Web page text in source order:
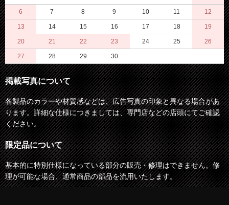
6 7 8 9 10 11 12
13 14 15 16 17 18 19
20 21 22 23 24 25 26
27 28 29 30
掲載写真について
各製品のカラーや材質感などは、広告写真の印象と異なる場合があ
ります。詳細な仕様につきましては、専門店などの店頭にてご確認
ください。
限定品について
基本的に特別仕様になっている部分の販売・修理はできません。修
理が可能な場合、通常商品の部品を流用いたします。